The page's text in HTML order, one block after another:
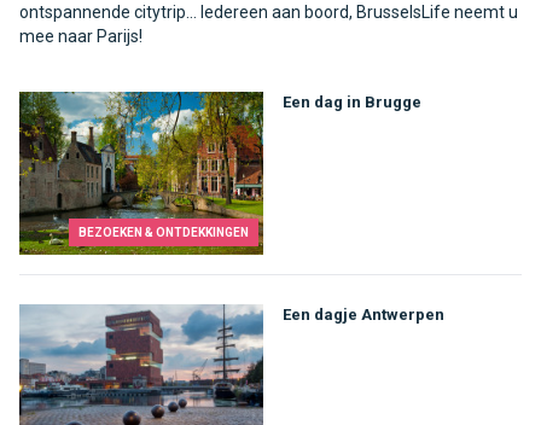
ontspannende citytrip... Iedereen aan boord, BrusselsLife neemt u
mee naar Parijs!
BEZOEKEN & ONTDEKKINGEN
Een dag in Brugge
Een dagje Antwerpen